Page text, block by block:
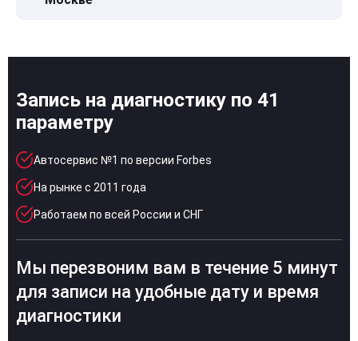
Запись на диагностику по 41
параметру
Автосервис №1 по версии Forbes
На рынке с 2011 года
Работаем по всей России и СНГ
Мы перезвоним вам в течение 5 минут
для записи на удобные дату и время
диагностики